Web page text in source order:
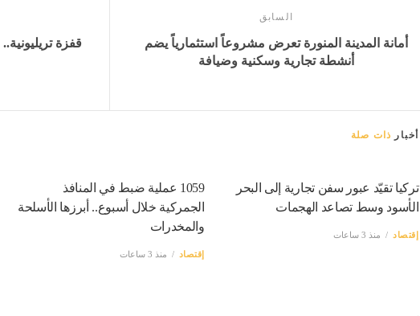
السابق
أمانة المدينة المنورة تعرض مشروعاً استثمارياً يضم
أنشطة تجارية وسكنية وضيافة
أخبار ذات صلة
تركيا تقيّد عبور سفن تجارية إلى البحر
الأسود وسط تصاعد الهجمات
إقتصاد منذ 3 ساعات
1059 عملية ضبط في المنافذ
الجمركية خلال أسبوع.. أبرزها الأسلحة
والمخدرات
إقتصاد منذ 3 ساعات